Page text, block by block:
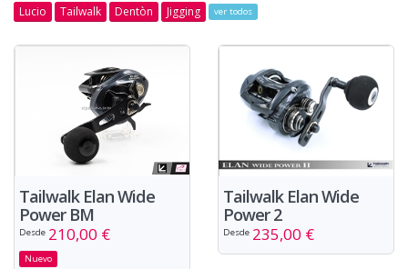
Lucio Tailwalk Dentòn Jigging ver todos
Tailwalk Elan Wide
Power BM
Desde 210,00 €
Nuevo
Tailwalk Elan Wide
Power 2
Desde 235,00 €